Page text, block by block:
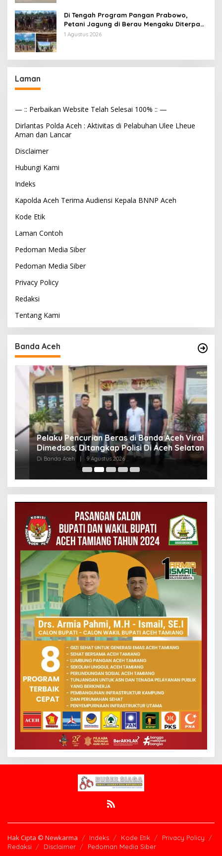
Di Tengah Program Pangan Prabowo,
Petani Jagung di Berau Mengaku Diterpa
Tekanan Aparat
1 Agustus 2026
Laman
— :: Perbaikan Website Telah Selesai 100% :: —
Dirlantas Polda Aceh : Aktivitas di Pelabuhan Ulee Lheue
Aman dan Lancar
Disclaimer
Hubungi Kami
Indeks
Kapolda Aceh Terima Audiensi Kepala BNNP Aceh
Kode Etik
Laman Contoh
Pedoman Media Siber
Pedoman Media Siber
Privacy Policy
Redaksi
Tentang Kami
Banda Aceh
Pelaku Pencurian Beras di Banda Aceh Viral
Dimedsos, Ditangkap Polisi Di Aceh Selatan
Di Banda Aceh | 9 Agustus 2026
Hak Cipta © Newkarma Indeks Kode Etik
Privacy Policy
Redaksi
Disclaimer Pedoman Media Siber